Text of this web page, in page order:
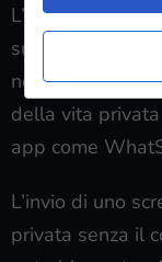
L’era digitale
sulla privacy in
normativi nel
della vita
app come
L’invio di uno
privata senza il